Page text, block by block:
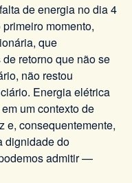
de energia no dia 4
momento,
que
retorno que não se
não restou
Energia elétrica
um contexto de
e, consequentemente,
dignidade do
admitir —